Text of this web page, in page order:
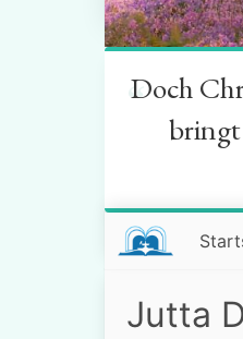
“
Doch
bringt
Jutta